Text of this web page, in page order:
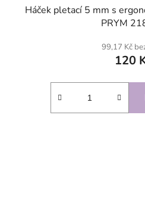
Háček pletací 5 mm s
PRYM
99,17 Kč
120